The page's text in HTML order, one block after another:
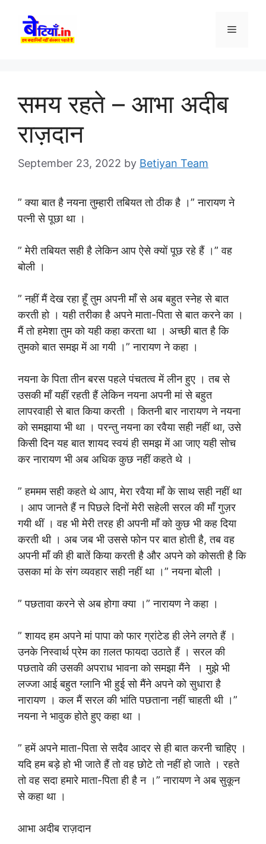
content
Menu
समय रहते – आभा अदीब
राज़दान
September 23, 2022 by Betiyan Team
” क्या बात है नयना तुम्हारी तबियत तो ठीक है ।” नारायण ने
पत्नी से पूछा था ।
” मेरी तबियत सही है लेकिन आप ऐसे क्यों पूछ रहे हैं ।” वह
बोली ।
” नहीं मैं देख रहा हूँ तुम अपनी माँ से अब बहुत स्नेह से बात
करती हो । यही तरीका है अपने माता-पिता से बात करने का ।
मैं तो हमेशा तुम को यही कहा करता था । अच्छी बात है कि
तुमको बात समझ में आ गयी ।” नारायण ने कहा ।
नयना के पिता तीन बरस पहले पंचतत्व में लीन हुए । तब से
उसकी माँ यहीं रहती हैं लेकिन नयना अपनी मां से बहुत
लापरवाही से बात किया करती । कितनी बार नारायण ने नयना
को समझाया भी था । परन्तु नयना का रवैया सही नहीं था, उसे
किसी दिन यह बात शायद स्वयं ही समझ में आ जाए यही सोच
कर नारायण भी अब अधिक कुछ नहीं कहते थे ।
” हममम सही कहते थे आप, मेरा रवैया माँ के साथ सही नहीं था
। आप जानते हैं न पिछले दिनों मेरी सहेली सरल की माँ गुज़र
गयी थीं । वह भी मेरी तरह ही अपनी माँ को कुछ भी कह दिया
करती थी । अब जब भी उससे फोन पर बात होती है, तब वह
अपनी माँ की ही बातें किया करती है और अपने को कोसती है कि
उसका मां के संग व्यवहार सही नहीं था ।” नयना बोली ।
” पछतावा करने से अब होगा क्या ।” नारायण ने कहा ।
” शायद हम अपने मां पापा को फार ग्रांटेड ही लेने लगते हैं ।
उनके निस्वार्थ प्रेम का ग़लत फायदा उठाते हैं । सरल की
पछतावे की उसकी अपराध भावना को समझा मैंने । मुझे भी
लज्जा आई बहुत ग्लानि भी हुई सो मैंने अपने को सुधारा है
नारायण । कल मैं सरल की भांति पछताना नहीं चाहती थी ।”
नयना ने भावुक होते हुए कहा था ।
” हमें अपने माता-पिता से सदैव आदर से ही बात करनी चाहिए ।
यदि हम बड़े हो भी जाते हैं तो वह छोटे तो नहीं हो जाते । रहते
तो वह सदा हमारे माता-पिता ही है न ।” नारायण ने अब सुकून
से कहा था ।
आभा अदीब राज़दान